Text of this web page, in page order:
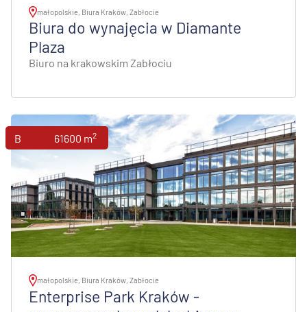
małopolskie, Biura Kraków, Zabłocie
Biura do wynajęcia w Diamante
Plaza
Biuro na krakowskim Zabłociu
Biura 61600 m2
małopolskie, Biura Kraków, Zabłocie
Enterprise Park Kraków -